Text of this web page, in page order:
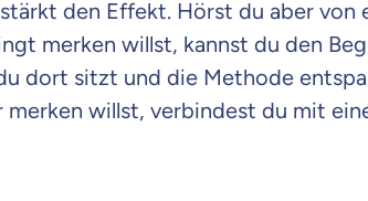
den Effekt. Hörst du aber von
merken willst, kannst du den
dort sitzt und die Methode
willst, verbindest du mit
zur Weiter zu deinen